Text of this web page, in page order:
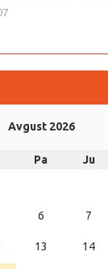
Avgust 2026
Pa Ju
6 7
13 14